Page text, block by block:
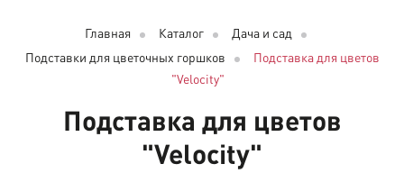
Главная Каталог
Дача и сад
Подставки для цветочных горшков
Подставка для цветов
"Velocity"
Подставка для цветов
"Velocity"